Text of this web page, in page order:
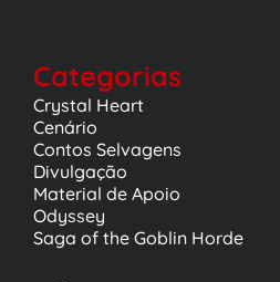
Categorias
Crystal Heart
Cenário
Contos Selvagens
Divulgação
Material de Apoio
Odyssey
Saga of the Goblin Horde